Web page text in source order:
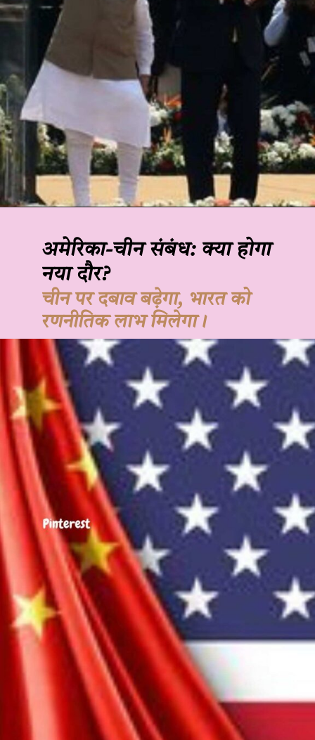
JOHN DOE
अमेरिका-चीन संबंध: क्या होगा
नया दौर?
चीन पर दबाव बढ़ेगा, भारत को
रणनीतिक लाभ मिलेगा।